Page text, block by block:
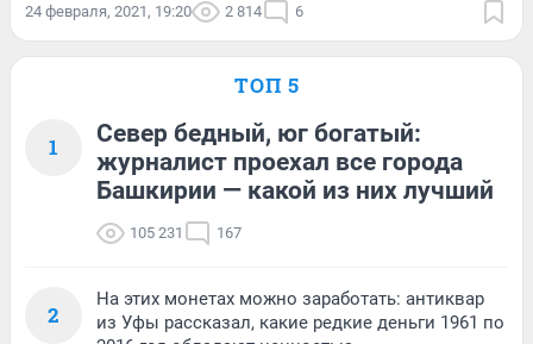
24 февраля, 2021, 19:20 2 814 6
ТОП 5
1
Север бедный, юг богатый:
журналист проехал все города
Башкирии — какой из них лучший
105 231 167
2
На этих монетах можно заработать: антиквар
из Уфы рассказал, какие редкие деньги 1961 по